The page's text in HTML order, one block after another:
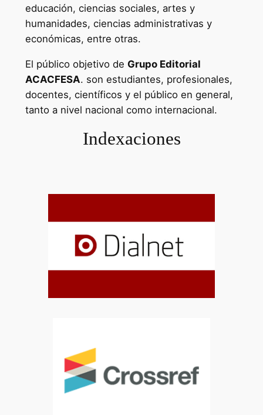
educación, ciencias sociales, artes y
humanidades, ciencias administrativas y
económicas, entre otras.
El público objetivo de Grupo Editorial
ACACFESA. son estudiantes, profesionales,
docentes, científicos y el público en general,
tanto a nivel nacional como internacional.
Indexaciones